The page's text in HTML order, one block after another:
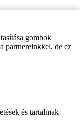
gombok
partnereinkkel, de ez
és tartalmak